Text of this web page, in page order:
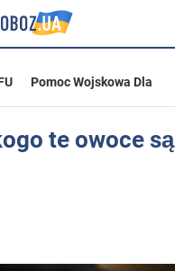
Pomoc Wojskowa Dla
te owoce są